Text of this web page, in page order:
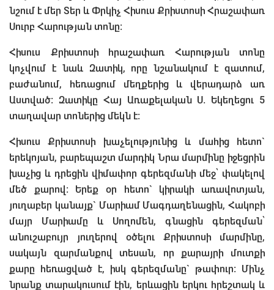
նշում է մեր Տեր և Փրկիչ Հիսուս Քրիստոսի Հրաշափառ
Սուրբ Հարության տոնը:
Հիսուս Քրիստոսի հրաշափառ Հարության տոնը
կոչվում է նաև Զատիկ, որը նշանակում է զատում,
բաժանում, հեռացում մեղքերից և վերադարձ առ
Աստված: Զատիկը Հայ Առաքելական Ս. Եկեղեցու 5
տաղավար տոներից մեկն է:
Հիսուս Քրիստոսի խաչելությունից և մահից հետո`
երեկոյան, բարեպաշտ մարդիկ Նրա մարմինը իջեցրին
խաչից և դրեցին վիմափոր գերեզմանի մեջ՝ փակելով
մեծ քարով: Երեք օր հետո` կիրակի առավոտյան,
յուղաբեր կանայք` Մարիամ Մագդաղենացին, Հակոբի
մայր Մարիամը և Սողոմեն, գնացին գերեզման՝
անուշաբույր յուղերով օծելու Քրիստոսի մարմինը,
սակայն զարմանքով տեսան, որ քարայրի մուտքի
քարը հեռացված է, իսկ գերեզմանը` թափուր: Մինչ
նրանք տարակուսում էին, երևացին երկու հրեշտակ և